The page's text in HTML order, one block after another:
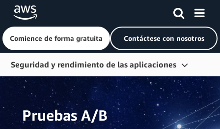
Saltar al contenido principal
Comience de forma gratuita Contáctese con nosotros
Seguridad y rendimiento de las aplicaciones
Información general
Introducción
Aceleración web
Pruebas A/B